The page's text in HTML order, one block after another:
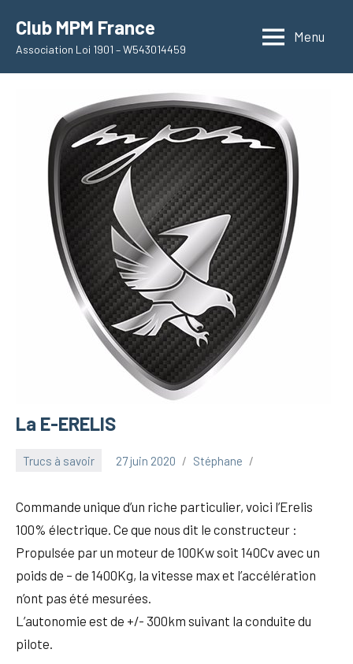
contenu
Club MPM France
Association Loi 1901 – W543014459
Menu
La E-ERELIS
Trucs à savoir 27 juin 2020 Stéphane
Commande unique d’un riche particulier, voici l’Erelis
100% électrique. Ce que nous dit le constructeur :
Propulsée par un moteur de 100Kw soit 140Cv avec un
poids de – de 1400Kg, la vitesse max et l’accélération
n’ont pas été mesurées.
L’autonomie est de +/- 300km suivant la conduite du
pilote.